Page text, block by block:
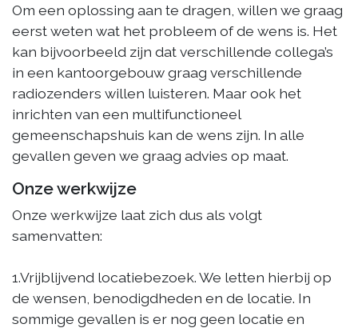
Om een oplossing aan te dragen, willen we graag
eerst weten wat het probleem of de wens is. Het
kan bijvoorbeeld zijn dat verschillende collega’s
in een kantoorgebouw graag verschillende
radiozenders willen luisteren. Maar ook het
inrichten van een multifunctioneel
gemeenschapshuis kan de wens zijn. In alle
gevallen geven we graag advies op maat.
Onze werkwijze
Onze werkwijze laat zich dus als volgt
samenvatten:
1.Vrijblijvend locatiebezoek. We letten hierbij op
de wensen, benodigdheden en de locatie. In
sommige gevallen is er nog geen locatie en